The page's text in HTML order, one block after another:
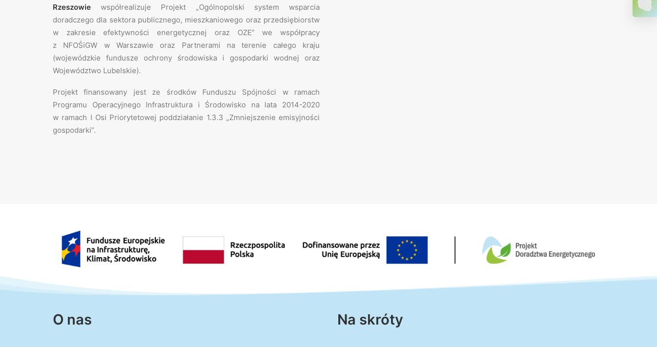
Rzeszowie współrealizuje Projekt „Ogólnopolski system wsparcia
doradczego dla sektora publicznego, mieszkaniowego oraz przedsiębiorstw
w zakresie efektywności energetycznej oraz OZE” we współpracy
z NFOŚiGW w Warszawie oraz Partnerami na terenie całego kraju
(wojewódzkie fundusze ochrony środowiska i gospodarki wodnej oraz
Województwo Lubelskie).
Projekt finansowany jest ze środków Funduszu Spójności w ramach
Programu Operacyjnego Infrastruktura i Środowisko na lata 2014-2020
w ramach I Osi Priorytetowej poddziałanie 1.3.3 „Zmniejszenie emisyjności
gospodarki”.
O nas Na skróty